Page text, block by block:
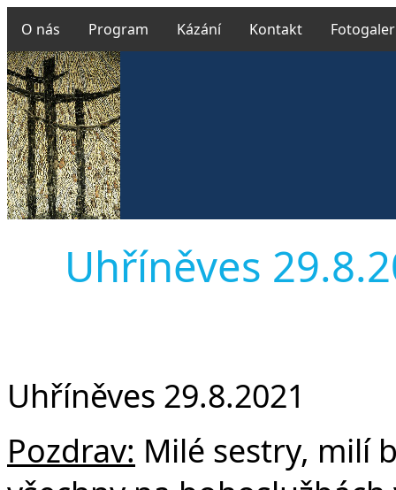
O nás Program Kázání Kontakt
Uhříněves
Uhříněves 29.8.2021
Pozdrav: Milé sestry, milí